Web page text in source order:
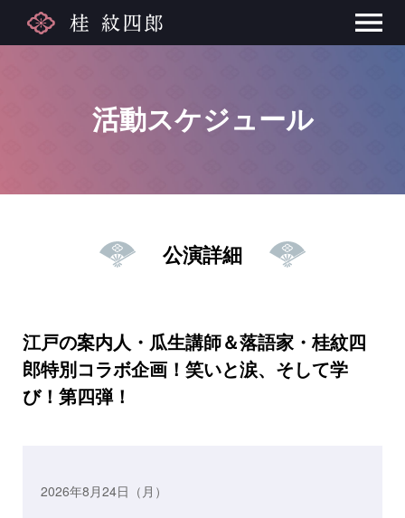
活動スケジュール
公演詳細
江戸の案内人・瓜生講師＆落語家・桂紋四
郎特別コラボ企画！笑いと涙、そして学
び！第四弾！
2026年8月24日（月）